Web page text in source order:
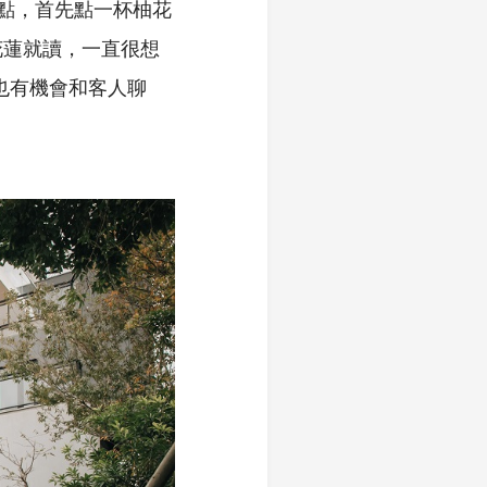
，首先點一杯柚花
就讀，一直很想
有機會和客人聊